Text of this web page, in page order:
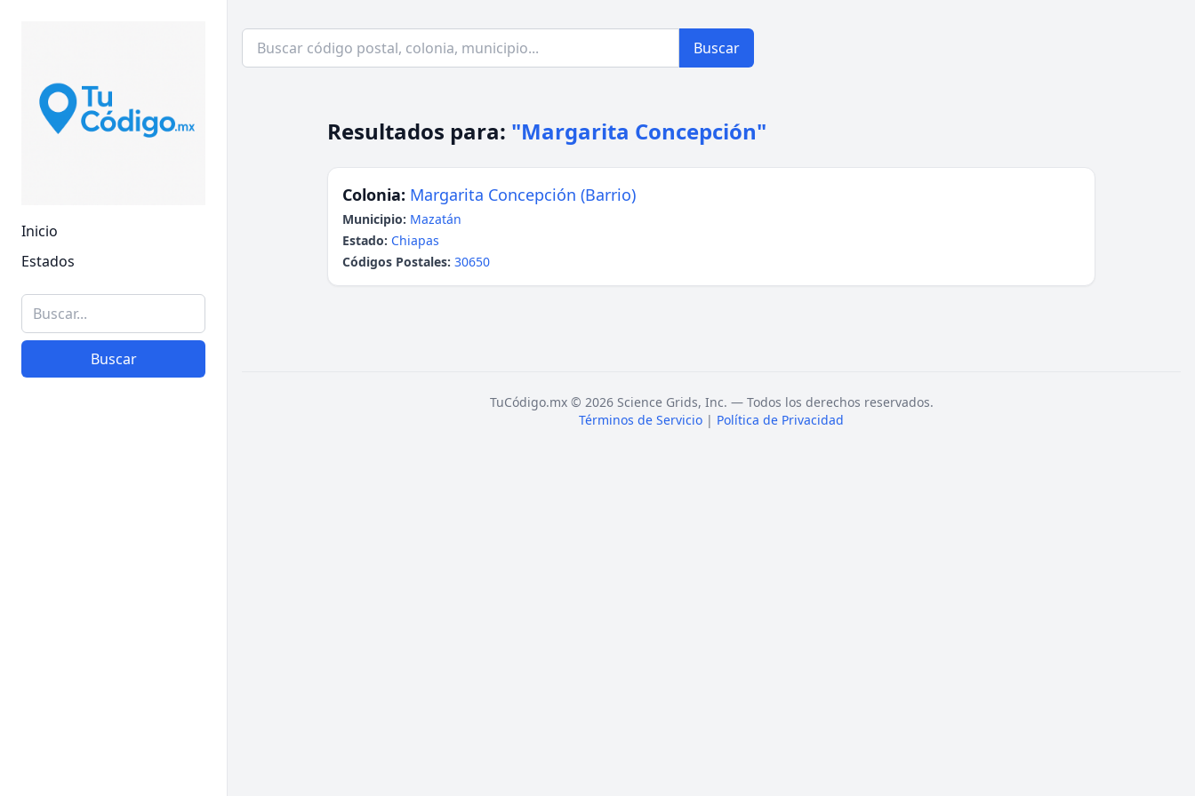
Inicio
Estados
Buscar
Buscar
Resultados para: "Margarita Concepción"
Colonia: Margarita Concepción (Barrio)
Municipio: Mazatán
Estado: Chiapas
Códigos Postales: 30650
TuCódigo.mx © 2026 Science Grids, Inc. — Todos los derechos reservados.
Términos de Servicio | Política de Privacidad